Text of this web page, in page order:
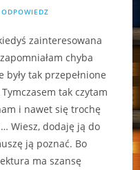
ODPOWIEDZ
zainteresowana
chyba
tak przepełnione
tak czytam
i nawet się trochę
Wiesz, dodaję ją do
ją poznać. Bo
ma szansę